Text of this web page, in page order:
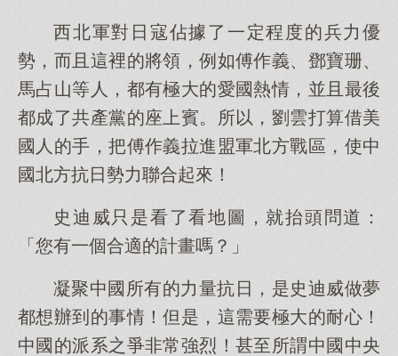
西北軍對日寇佔據了一定程度的兵力優
勢，而且這裡的將領，例如傅作義、鄧寶珊、
馬占山等人，都有極大的愛國熱情，並且最後
都成了共產黨的座上賓。所以，劉雲打算借美
國人的手，把傅作義拉進盟軍北方戰區，使中
國北方抗日勢力聯合起來！
史迪威只是看了看地圖，就抬頭問道：
「您有一個合適的計畫嗎？」
凝聚中國所有的力量抗日，是史迪威做夢
都想辦到的事情！但是，這需要極大的耐心！
中國的派系之爭非常強烈！甚至所謂中國中央